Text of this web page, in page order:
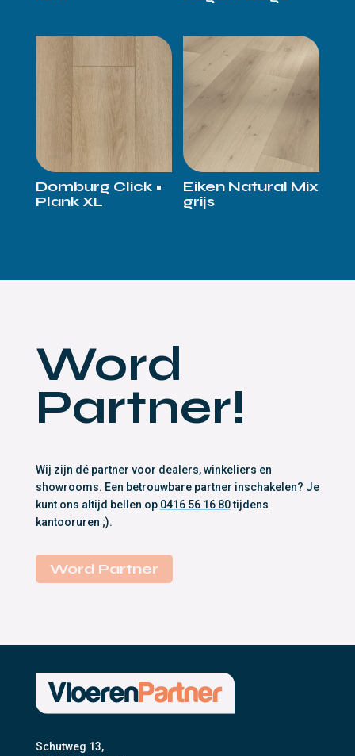
Domburg Click •
Plank XL
Eiken Natural Mix
grijs
Word
Partner!
Wij zijn dé partner voor dealers, winkeliers en
showrooms. Een betrouwbare partner inschakelen? Je
kunt ons altijd bellen op 0416 56 16 80tijdens
kantooruren ;).
Word Partner
Schutweg 13,